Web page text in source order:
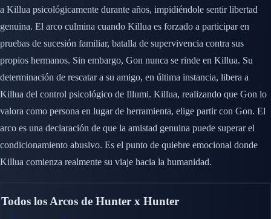
a Killua psicológicamente durante años, impidiéndole sentir libertad
genuina. El arco culmina cuando Killua es forzado a participar en
pruebas de sucesión familiar, batalla de supervivencia contra sus
propios hermanos. Sin embargo, Gon nunca se rinde en Killua. Su
determinación de rescatar a su amigo, en última instancia, libera a
Killua del control psicológico de Illumi. Killua, realizando que Gon lo
valora como persona en lugar de herramienta, elige partir con Gon. El
arco es una declaración de que la amistad genuina puede superar el
condicionamiento abusivo. Es el punto de quiebre emocional donde
Killua comienza realmente su viaje hacia la humanidad.
Todos los Arcos de Hunter x Hunter